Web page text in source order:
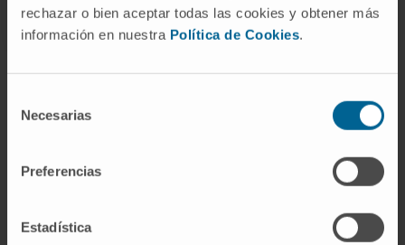
rechazar o bien aceptar todas las cookies y obtener más
información en nuestra Política de Cookies.
Necesarias
Preferencias
Estadística
Clínica Universidad de Navarra tiene como objetivo principal
ofrecer un contexto y entendimiento general sobre términos
decisiones relacionadas con la salud. Esta información es
meramente informativa y no sustituye en ningún caso el consejo,
la salud. Siempre es esencial consultar a un médico o especialista
para tratar cualquier condición o síntoma médico. La Clínica